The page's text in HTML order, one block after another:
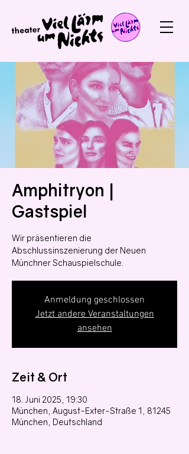
Amphitryon |
Gastspiel
Wir präsentieren die
Abschlussinszenierung der Neuen
Anmeldung geschlossen
Jetzt andere Veranstaltungen
ansehen
Zeit & Ort
18. Juni 2025, 19:30
München, August-Exter-Straße 1, 81245
München, Deutschland